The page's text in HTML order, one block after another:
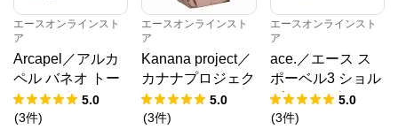
エースオンラインスト
ア
Arcapel／アルカ
ペル バネオ トー
トバッグ 15L 688
34
5.0
(3件)
エースオンラインスト
ア
Kanana project／
カナナプロジェク
ト VYG シェリ リ
ュックサック 179
5.0
(3件)
エースオンラインスト
ア
ace.／エース ス
ポーベル3 ショル
ダーバッグ A4サ
イズ 撥水 17813
5.0
(3件)